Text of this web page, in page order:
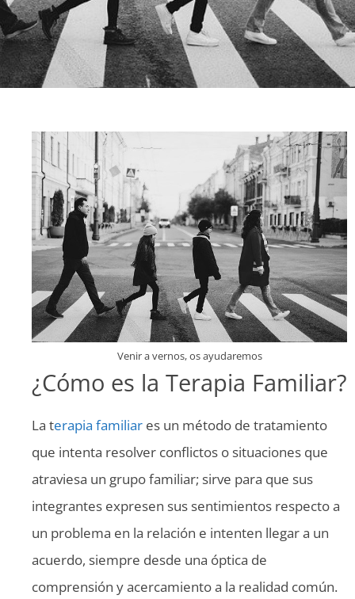
Venir a vernos, os ayudaremos
¿Cómo es la Terapia Familiar?
La terapia familiar es un método de tratamiento
que intenta resolver conflictos o situaciones que
atraviesa un grupo familiar; sirve para que sus
integrantes expresen sus sentimientos respecto a
un problema en la relación e intenten llegar a un
acuerdo, siempre desde una óptica de
comprensión y acercamiento a la realidad común.